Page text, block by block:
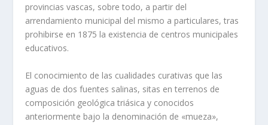
provincias vascas, sobre todo, a partir del
arrendamiento municipal del mismo a particulares, tras
prohibirse en 1875 la existencia de centros municipales
educativos.
El conocimiento de las cualidades curativas que las
aguas de dos fuentes salinas, sitas en terrenos de
composición geológica triásica y conocidos
anteriormente bajo la denominación de «mueza»,